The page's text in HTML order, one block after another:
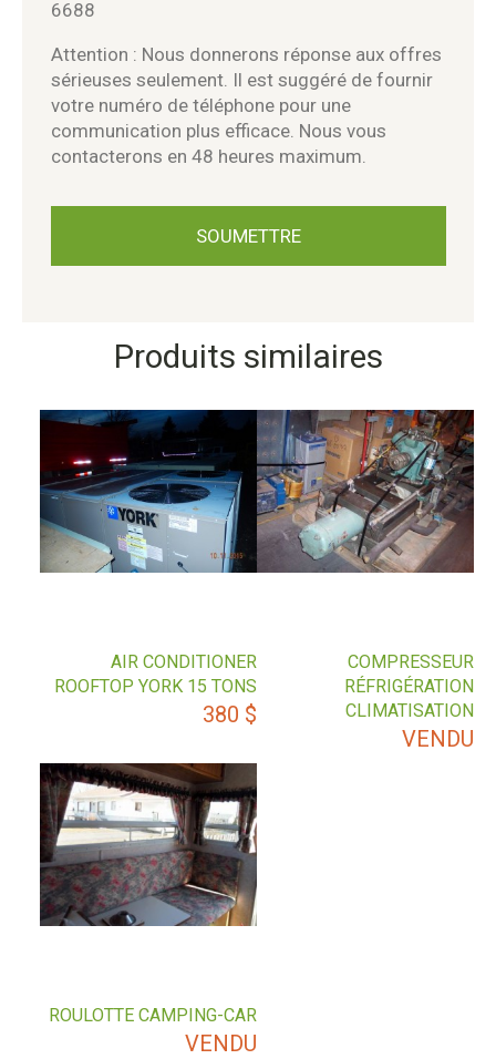
6688
Attention : Nous donnerons réponse aux offres
sérieuses seulement. Il est suggéré de fournir
votre numéro de téléphone pour une
communication plus efficace. Nous vous
contacterons en 48 heures maximum.
Produits similaires
COMPRESSEUR
RÉFRIGÉRATION
CLIMATISATION
VENDU
AIR CONDITIONER
ROOFTOP YORK 15 TONS
380 $
ROULOTTE CAMPING-CAR
VENDU